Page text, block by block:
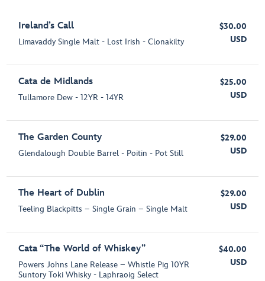
Ireland’s Call
Limavaddy Single Malt - Lost Irish - Clonakilty
$30.00
USD
Cata de Midlands
Tullamore Dew - 12YR - 14YR
$25.00
USD
The Garden County
Glendalough Double Barrel - Poitin - Pot Still
$29.00
USD
The Heart of Dublin
Teeling Blackpitts – Single Grain – Single Malt
$29.00
USD
Cata “The World of Whiskey”
Powers Johns Lane Release – Whistle Pig 10YR
Suntory Toki Whisky - Laphraoig Select
$40.00
USD